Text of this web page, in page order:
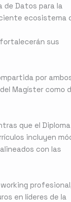
de Datos para la
ecosistema
sus
por
Magíster como
que el Diploma
incluyen
con las
en líderes de la